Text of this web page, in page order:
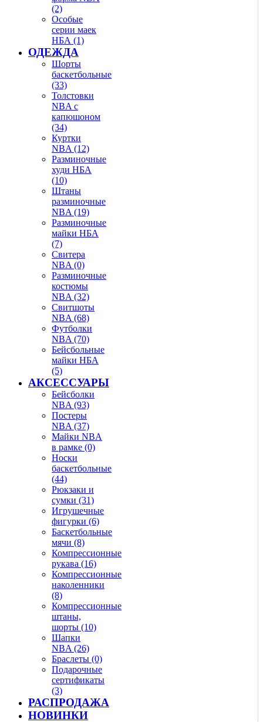
(2)
Особые
серии маек
НБА (1)
ОДЕЖДА
Шорты
баскетбольные
(33)
Толстовки
NBA с
капюшоном
(34)
Куртки
NBA (12)
Разминочные
худи НБА
(10)
Штаны
разминочные
NBA (19)
Разминочные
майки НБА
(7)
Свитера
NBA (0)
Разминочные
костюмы
NBA (32)
Свитшоты
NBA (68)
Футболки
NBA (70)
Бейсбольные
майки НБА
(5)
АКСЕССУАРЫ
Бейсболки
NBA (93)
Постеры
NBA (37)
Майки NBA
в рамке (0)
Носки
баскетбольные
(44)
Рюкзаки и
сумки (31)
Игрушечные
фигурки (6)
Баскетбольные
мячи (8)
Компрессионные
рукава (16)
Компрессионные
наколенники
(8)
Компрессионные
штаны,
шорты (10)
Шапки
NBA (26)
Браслеты (0)
Подарочные
сертификаты
(3)
РАСПРОДАЖА
НОВИНКИ